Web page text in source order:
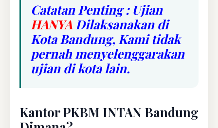
Catatan Penting : Ujian
HANYA Dilaksanakan di
Kota Bandung, Kami tidak
pernah menyelenggarakan
ujian di kota lain.
Kantor PKBM INTAN Bandung